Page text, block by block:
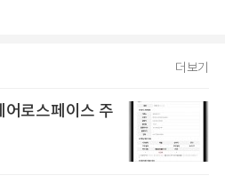
더보기
어로스페이스 주